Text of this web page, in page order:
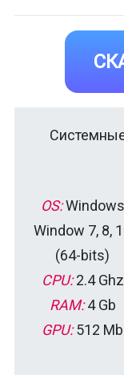
OS:Windows
Window 7, 8,
(64-bits)
CPU:2.4 Ghz
RAM:4 Gb
GPU:512 Mb